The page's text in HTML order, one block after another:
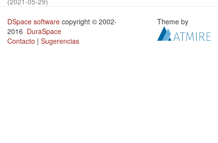
DSpace software copyright © 2002-
2016 DuraSpace
Contacto | Sugerencias
Theme by